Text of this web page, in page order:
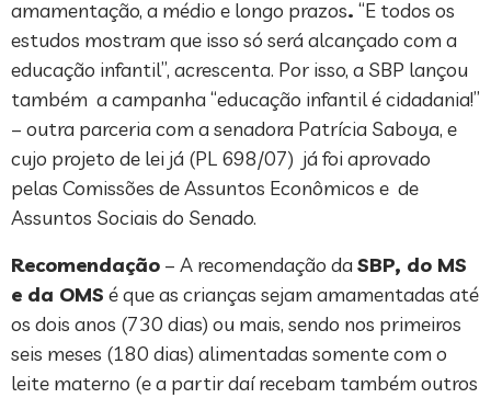
amamentação, a médio e longo prazos. “E todos os
estudos mostram que isso só será alcançado com a
educação infantil”, acrescenta. Por isso, a SBP lançou
também a campanha “educação infantil é cidadania!”
– outra parceria com a senadora Patrícia Saboya, e
cujo projeto de lei já (PL 698/07) já foi aprovado
pelas Comissões de Assuntos Econômicos e de
Assuntos Sociais do Senado.
Recomendação – A recomendação da SBP, do MS
e da OMS é que as crianças sejam amamentadas até
os dois anos (730 dias) ou mais, sendo nos primeiros
seis meses (180 dias) alimentadas somente com o
leite materno (e a partir daí recebam também outros